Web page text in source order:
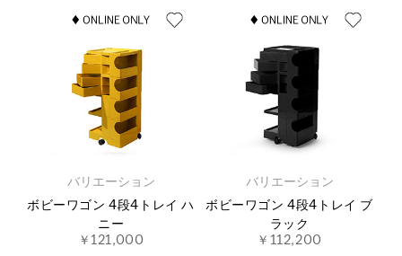
バリエーション
ボビーワゴン 4段4トレイ ハ
ニー
￥121,000
バリエーション
ボビーワゴン 4段4トレイ ブ
ラック
￥112,200